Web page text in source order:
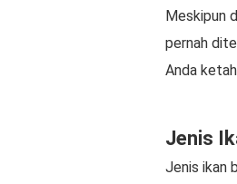
Meskipun
pernah
Anda
Jenis
Jenis ikan